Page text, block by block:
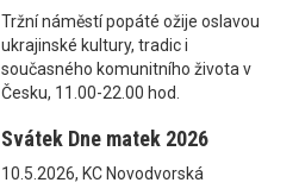
Tržní náměstí popáté ožije oslavou
ukrajinské kultury, tradic i
současného komunitního života v
Česku, 11.00-22.00 hod.
Svátek Dne matek 2026
10.5.2026, KC Novodvorská